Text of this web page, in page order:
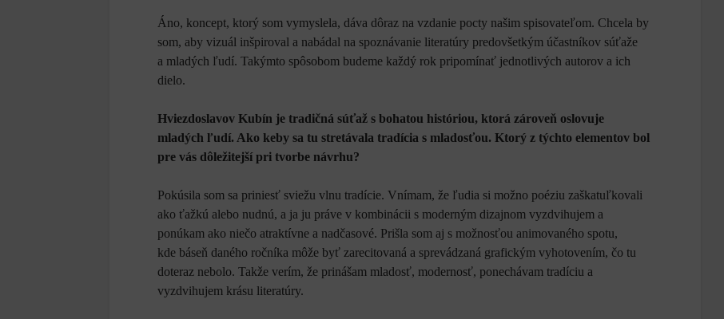
Áno, koncept, ktorý som vymyslela, dáva dôraz na vzdanie pocty našim spisovateľom. Chcela by
som, aby vizuál inšpiroval a nabádal na spoznávanie literatúry predovšetkým účastníkov súťaže
a mladých ľudí. Takýmto spôsobom budeme každý rok pripomínať jednotlivých autorov a ich
dielo.
Hviezdoslavov Kubín je tradičná súťaž s bohatou históriou, ktorá zároveň oslovuje
mladých ľudí. Ako keby sa tu stretávala tradícia s mladosťou. Ktorý z týchto elementov bol
pre vás dôležitejší pri tvorbe návrhu?
Pokúsila som sa priniesť sviežu vlnu tradície. Vnímam, že ľudia si možno poéziu zaškatuľkovali
ako ťažkú alebo nudnú, a ja ju práve v kombinácii s moderným dizajnom vyzdvihujem a
ponúkam ako niečo atraktívne a nadčasové. Prišla som aj s možnosťou animovaného spotu,
kde báseň daného ročníka môže byť zarecitovaná a sprevádzaná grafickým vyhotovením, čo tu
doteraz nebolo. Takže verím, že prinášam mladosť, modernosť, ponechávam tradíciu a
vyzdvihujem krásu literatúry.